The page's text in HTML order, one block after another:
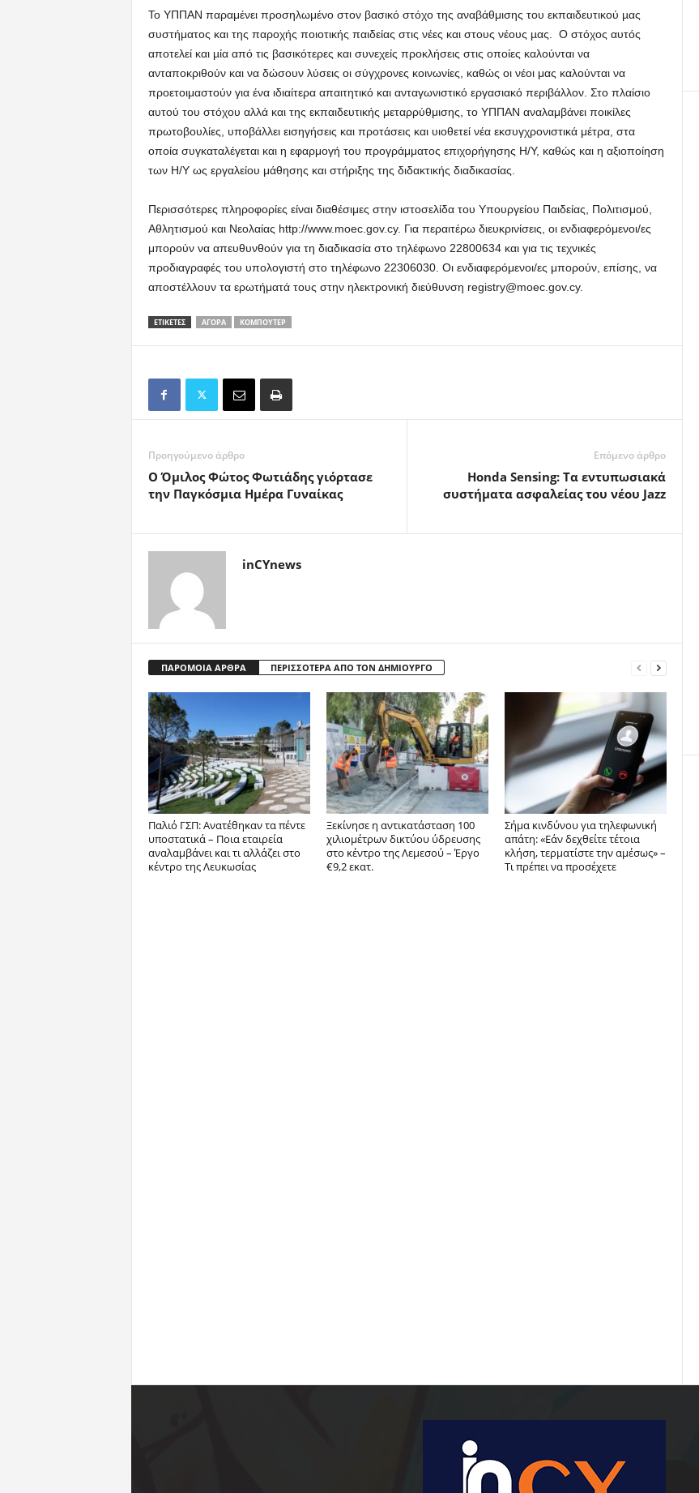
Το ΥΠΠΑΝ παραμένει προσηλωμένο στον βασικό στόχο της αναβάθμισης του εκπαιδευτικού µας
συστήματος και της παροχής ποιοτικής παιδείας στις νέες και στους νέους µας. Ο στόχος αυτός
αποτελεί και µία από τις βασικότερες και συνεχείς προκλήσεις στις οποίες καλούνται να
ανταποκριθούν και να δώσουν λύσεις οι σύγχρονες κοινωνίες, καθώς οι νέοι μας καλούνται να
προετοιμαστούν για ένα ιδιαίτερα απαιτητικό και ανταγωνιστικό εργασιακό περιβάλλον. Στο πλαίσιο
αυτού του στόχου αλλά και της εκπαιδευτικής μεταρρύθμισης, το ΥΠΠΑΝ αναλαμβάνει ποικίλες
πρωτοβουλίες, υποβάλλει εισηγήσεις και προτάσεις και υιοθετεί νέα εκσυγχρονιστικά μέτρα, στα
οποία συγκαταλέγεται και η εφαρμογή του προγράμματος επιχορήγησης Η/Υ, καθώς και η αξιοποίηση
των Η/Υ ως εργαλείου μάθησης και στήριξης της διδακτικής διαδικασίας.
Περισσότερες πληροφορίες είναι διαθέσιμες στην ιστοσελίδα του Υπουργείου Παιδείας, Πολιτισμού,
Αθλητισμού και Νεολαίας http://www.moec.gov.cy. Για περαιτέρω διευκρινίσεις, οι ενδιαφερόμενοι/ες
μπορούν να απευθυνθούν για τη διαδικασία στο τηλέφωνο 22800634 και για τις τεχνικές
προδιαγραφές του υπολογιστή στο τηλέφωνο 22306030. Οι ενδιαφερόμενοι/ες μπορούν, επίσης, να
αποστέλλουν τα ερωτήματά τους στην ηλεκτρονική διεύθυνση registry@moec.gov.cy.
ΕΤΙΚΕΤΕΣ ΑΓΟΡΆ ΚΟΜΠΟΎΤΕΡ
Προηγούμενο άρθρο
Ο Όμιλος Φώτος Φωτιάδης γιόρτασε
την Παγκόσμια Ημέρα Γυναίκας
Επόμενο άρθρο
Honda Sensing: Τα εντυπωσιακά
συστήματα ασφαλείας του νέου Jazz
inCYnews
ΠΑΡΟΜΟΙΑ ΑΡΘΡΑ ΠΕΡΙΣΣΟΤΕΡΑ ΑΠΟ ΤΟΝ ΔΗΜΙΟΥΡΓΟ
Παλιό ΓΣΠ: Ανατέθηκαν τα πέντε
υποστατικά – Ποια εταιρεία
αναλαμβάνει και τι αλλάζει στο
κέντρο της Λευκωσίας
Ξεκίνησε η αντικατάσταση 100
χιλιομέτρων δικτύου ύδρευσης
στο κέντρο της Λεμεσού – Έργο
€9,2 εκατ.
Σήμα κινδύνου για τηλεφωνική
απάτη: «Εάν δεχθείτε τέτοια
κλήση, τερματίστε την αμέσως» –
Τι πρέπει να προσέχετε